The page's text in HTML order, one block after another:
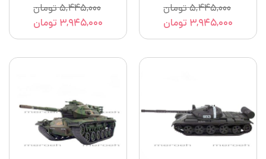
۵,۴۴۵,۰۰۰تومان
۳,۹۴۵,۰۰۰ تومان
۵,۴۴۵,۰۰۰تومان
۳,۹۴۵,۰۰۰ تومان